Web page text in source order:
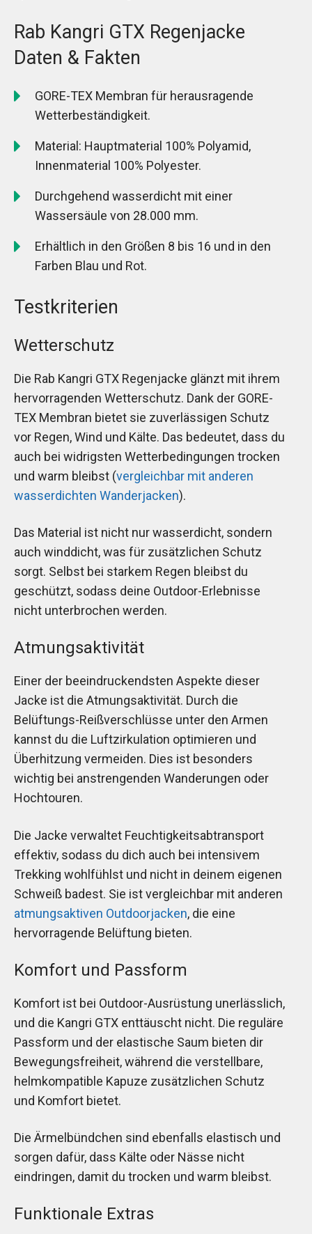
Rab Kangri GTX Regenjacke
Daten & Fakten
GORE-TEX Membran für herausragende
Wetterbeständigkeit.
Material: Hauptmaterial 100% Polyamid,
Innenmaterial 100% Polyester.
Durchgehend wasserdicht mit einer
Wassersäule von 28.000 mm.
Erhältlich in den Größen 8 bis 16 und in den
Farben Blau und Rot.
Testkriterien
Wetterschutz
Die Rab Kangri GTX Regenjacke glänzt mit ihrem
hervorragenden Wetterschutz. Dank der GORE-
TEX Membran bietet sie zuverlässigen Schutz
vor Regen, Wind und Kälte. Das bedeutet, dass du
auch bei widrigsten Wetterbedingungen trocken
und warm bleibst (vergleichbar mit anderen
wasserdichten Wanderjacken).
Das Material ist nicht nur wasserdicht, sondern
auch winddicht, was für zusätzlichen Schutz
sorgt. Selbst bei starkem Regen bleibst du
geschützt, sodass deine Outdoor-Erlebnisse
nicht unterbrochen werden.
Atmungsaktivität
Einer der beeindruckendsten Aspekte dieser
Jacke ist die Atmungsaktivität. Durch die
Belüftungs-Reißverschlüsse unter den Armen
kannst du die Luftzirkulation optimieren und
Überhitzung vermeiden. Dies ist besonders
wichtig bei anstrengenden Wanderungen oder
Hochtouren.
Die Jacke verwaltet Feuchtigkeitsabtransport
effektiv, sodass du dich auch bei intensivem
Trekking wohlfühlst und nicht in deinem eigenen
Schweiß badest. Sie ist vergleichbar mit anderen
atmungsaktiven Outdoorjacken, die eine
hervorragende Belüftung bieten.
Komfort und Passform
Komfort ist bei Outdoor-Ausrüstung unerlässlich,
und die Kangri GTX enttäuscht nicht. Die reguläre
Passform und der elastische Saum bieten dir
Bewegungsfreiheit, während die verstellbare,
helmkompatible Kapuze zusätzlichen Schutz
und Komfort bietet.
Die Ärmelbündchen sind ebenfalls elastisch und
sorgen dafür, dass Kälte oder Nässe nicht
eindringen, damit du trocken und warm bleibst.
Funktionale Extras